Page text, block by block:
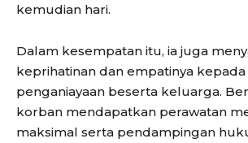
kemudian hari.
Dalam kesempatan itu, ia juga
keprihatinan dan empatinya
penganiayaan beserta keluarga.
korban mendapatkan perawatan
maksimal serta pendampingan